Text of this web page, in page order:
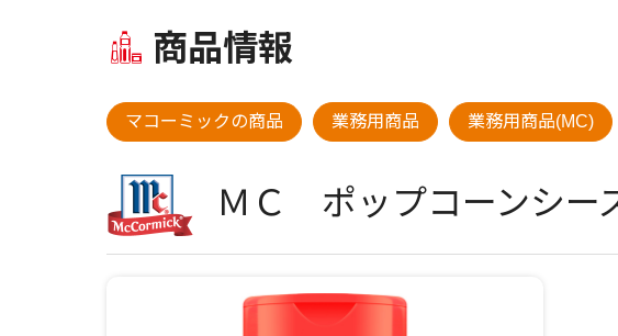
特集ページ
SPECIAL
2026年 春の新商品 2025年 秋の新商品
会社情報
ユウキ食品グループの
商品情報
マコーミックの商品 業務用商品 業務用商品(MC)
ＭＣ ポップコーンシ